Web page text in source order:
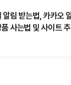
알림 받는법, 카카오
사는법 및 사이트